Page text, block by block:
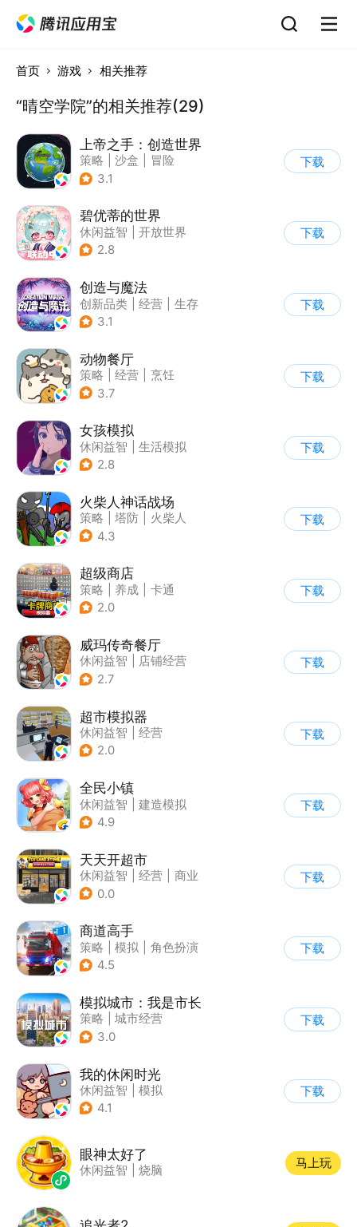
首页 游戏 相关推荐
“晴空学院”的相关推荐(29)
上帝之手：创造世界
策略 沙盒
冒险
| 卡通
3.1
下载
碧优蒂的世界
休闲益智
开放世界
| Q版
2.8
下载
创造与魔法
创新品类 经营
生存
| 开放世界
3.1
下载
动物餐厅
策略 经营
烹饪
| 宠物
3.7
下载
女孩模拟
休闲益智
生活模拟
| 校园
2.8
下载
火柴人神话战场
策略 塔防
火柴人
| 休闲益智
4.3
下载
超级商店
策略 养成
卡通
| 休闲益智
2.0
下载
威玛传奇餐厅
休闲益智
店铺经营
| 美食
2.7
下载
超市模拟器
休闲益智
经营
| 文字游戏
2.0
下载
全民小镇
休闲益智
建造模拟
| 卡通
4.9
下载
天天开超市
休闲益智 经营
商业
| 卡通
0.0
下载
商道高手
策略 模拟
角色扮演
| 收集
4.5
下载
模拟城市：我是市长
策略
城市经营
| 模拟城市
3.0
下载
我的休闲时光
休闲益智
模拟
4.1
下载
眼神太好了
休闲益智 烧脑
马上玩